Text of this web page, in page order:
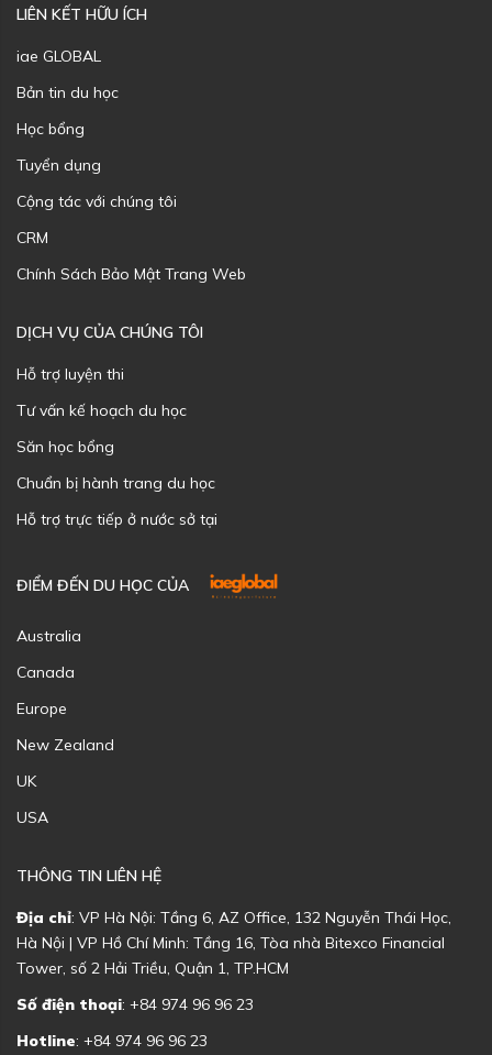
LIÊN KẾT HỮU ÍCH
iae GLOBAL
Bản tin du học
Học bổng
Tuyển dụng
Cộng tác với chúng tôi
CRM
Chính Sách Bảo Mật Trang Web
DỊCH VỤ CỦA CHÚNG TÔI
Hỗ trợ luyện thi
Tư vấn kế hoạch du học
Săn học bổng
Chuẩn bị hành trang du học
Hỗ trợ trực tiếp ở nước sở tại
ĐIỂM ĐẾN DU HỌC CỦA
Australia
Canada
Europe
New Zealand
UK
USA
THÔNG TIN LIÊN HỆ
Địa chỉ: VP Hà Nội: Tầng 6, AZ Office, 132 Nguyễn Thái Học,
Hà Nội | VP Hồ Chí Minh: Tầng 16, Tòa nhà Bitexco Financial
Tower, số 2 Hải Triều, Quận 1, TP.HCM
Số điện thoại: +84 974 96 96 23
Hotline: +84 974 96 96 23